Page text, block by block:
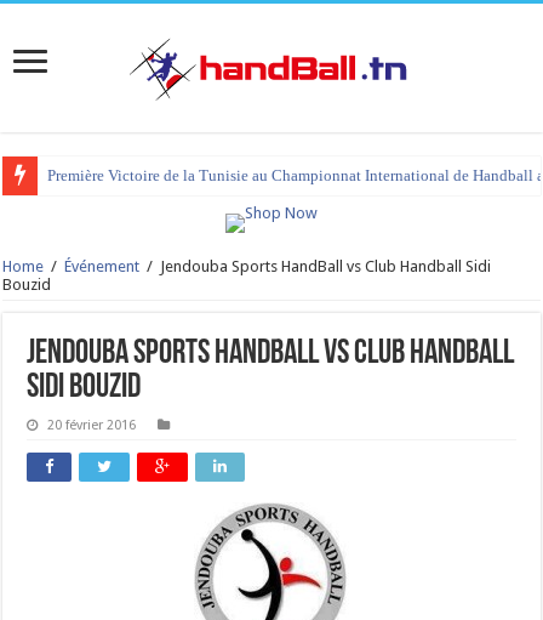
Première Victoire de la Tunisie au Championnat International de Handball
tournoi international Hammamet 2023 : programme et liste des joueurs
Home / Événement / Jendouba Sports HandBall vs Club Handball Sidi
Bouzid
Jendouba Sports HandBall vs Club Handball
Sidi Bouzid
20 février 2016